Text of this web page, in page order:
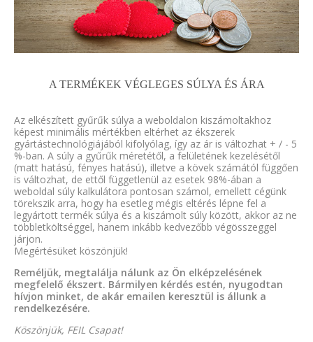
A TERMÉKEK VÉGLEGES SÚLYA ÉS ÁRA
Az elkészített gyűrűk súlya a weboldalon kiszámoltakhoz
képest minimális mértékben eltérhet az ékszerek
gyártástechnológiájából kifolyólag, így az ár is változhat + / - 5
%-ban. A súly a gyűrűk méretétől, a felületének kezelésétől
(matt hatású, fényes hatású), illetve a kövek számától függően
is változhat, de ettől függetlenül az esetek 98%-ában a
weboldal súly kalkulátora pontosan számol, emellett cégünk
törekszik arra, hogy ha esetleg mégis eltérés lépne fel a
legyártott termék súlya és a kiszámolt súly között, akkor az ne
többletköltséggel, hanem inkább kedvezőbb végösszeggel
járjon.
Megértésüket köszönjük!
Reméljük, megtalálja nálunk az Ön elképzelésének
megfelelő ékszert. Bármilyen kérdés estén, nyugodtan
hívjon minket, de akár emailen keresztül is állunk a
rendelkezésére.
Köszönjük, FEIL Csapat!